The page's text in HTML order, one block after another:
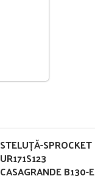
STELUȚĂ-SPROCKET
UR171S123
CASAGRANDE B130-E